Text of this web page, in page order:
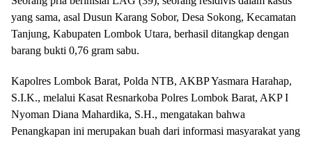
yang sama, asal Dusun Karang Sobor, Desa Sokong, Kecamatan
Tanjung, Kabupaten Lombok Utara, berhasil ditangkap dengan
barang bukti 0,76 gram sabu.
Kapolres Lombok Barat, Polda NTB, AKBP Yasmara Harahap,
S.I.K., melalui Kasat Resnarkoba Polres Lombok Barat, AKP I
Nyoman Diana Mahardika, S.H., mengatakan bahwa
Penangkapan ini merupakan buah dari informasi masyarakat yang